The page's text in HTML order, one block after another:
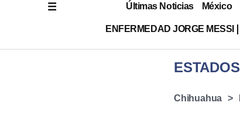
Últimas Noticias México
ENFERMEDAD JORGE MESSI
ESTADOS
Chihuahua